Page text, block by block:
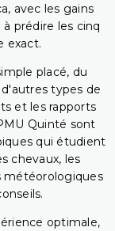
avec les gains
prédire les cinq
exact.
placé, du
types de
et les rapports
Quinté sont
qui étudient
chevaux, les
météorologiques
optimale,